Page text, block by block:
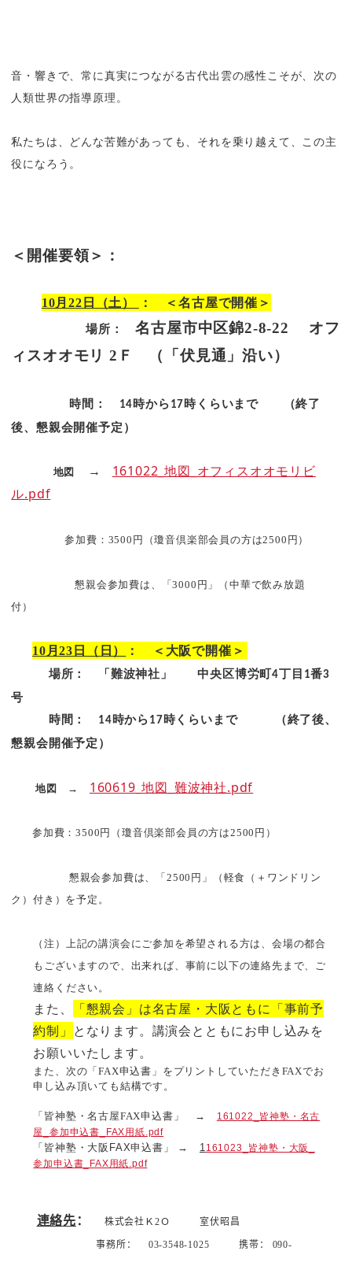
音・響きで、常に真実につながる古代出雲の感性こそが、次の
人類世界の指導原理。
私たちは、どんな苦難があっても、それを乗り越えて、この主
役になろう。
＜開催要領＞：
10月22日（土） ： ＜名古屋で開催＞
場所：名古屋市中区錦2-8-22
オフ
ィスオオモリ 2 Ｆ （「伏見通」沿い）
時間： 14 時から 17 時くらいまで （終了
後、懇親会開催予定）
地図 →
161022_地図_オフィスオオモリビ
ル.pdf
参加費： 3500 円（瓊音倶楽部会員の方は2500 円）
懇親会参加費は、「3000 円」（中華で飲み放題
付）
10月23日（日） ： ＜大阪で開催＞
場所： 「難波神社」 中央区博労町4丁目 1番3
号
時間： 14 時から 17 時くらいまで （終了後、
懇親会開催予定）
地図 → 160619_地図_難波神社.pdf
参加費：3500 円（瓊音倶楽部会員の方は2500 円）
懇親会参加費は、「2500 円」（軽食（＋ワンドリン
ク）付き）を予定。
（注）上記の講演会にご参加を希望される方は、会場の都合
もございますので、出来れば、事前に以下の連絡先まで、ご
連絡ください。
また、
「懇親会」は名古屋・大阪ともに「事前予
約制」 となります。講演会とともにお申し込みを
お願いいたします。
また、次の「FAX申込書」をプリントしていただき FAXでお
申し込み頂いても結構です。
「皆神塾・名古屋FAX申込書」 →
161022_皆神塾・名古
屋_参加申込書_FAX用紙.pdf
「皆神塾・大阪FAX申込書」 → 1161023_皆神塾・大阪_
参加申込書_FAX用紙.pdf
連絡先 ： 株式会社Ｋ 2Ｏ 室伏昭昌
事務所： 03-3548-1025 携帯： 090-